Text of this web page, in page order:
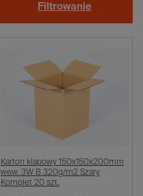
Filtrowanie
Karton klapowy 150x150x200mm
wew. 3W B 320g/m2 Szary
Komplet 20 szt.